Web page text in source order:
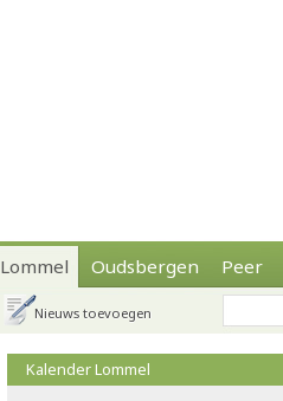
Lommel Oudsbergen Peer
Nieuws toevoegen
Kalender Lommel